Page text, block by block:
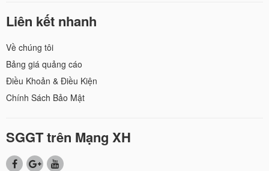
Liên kết nhanh
Về chúng tôi
Bảng giá quảng cáo
Điều Khoản & Điều Kiện
Chính Sách Bảo Mật
SGGT trên Mạng XH